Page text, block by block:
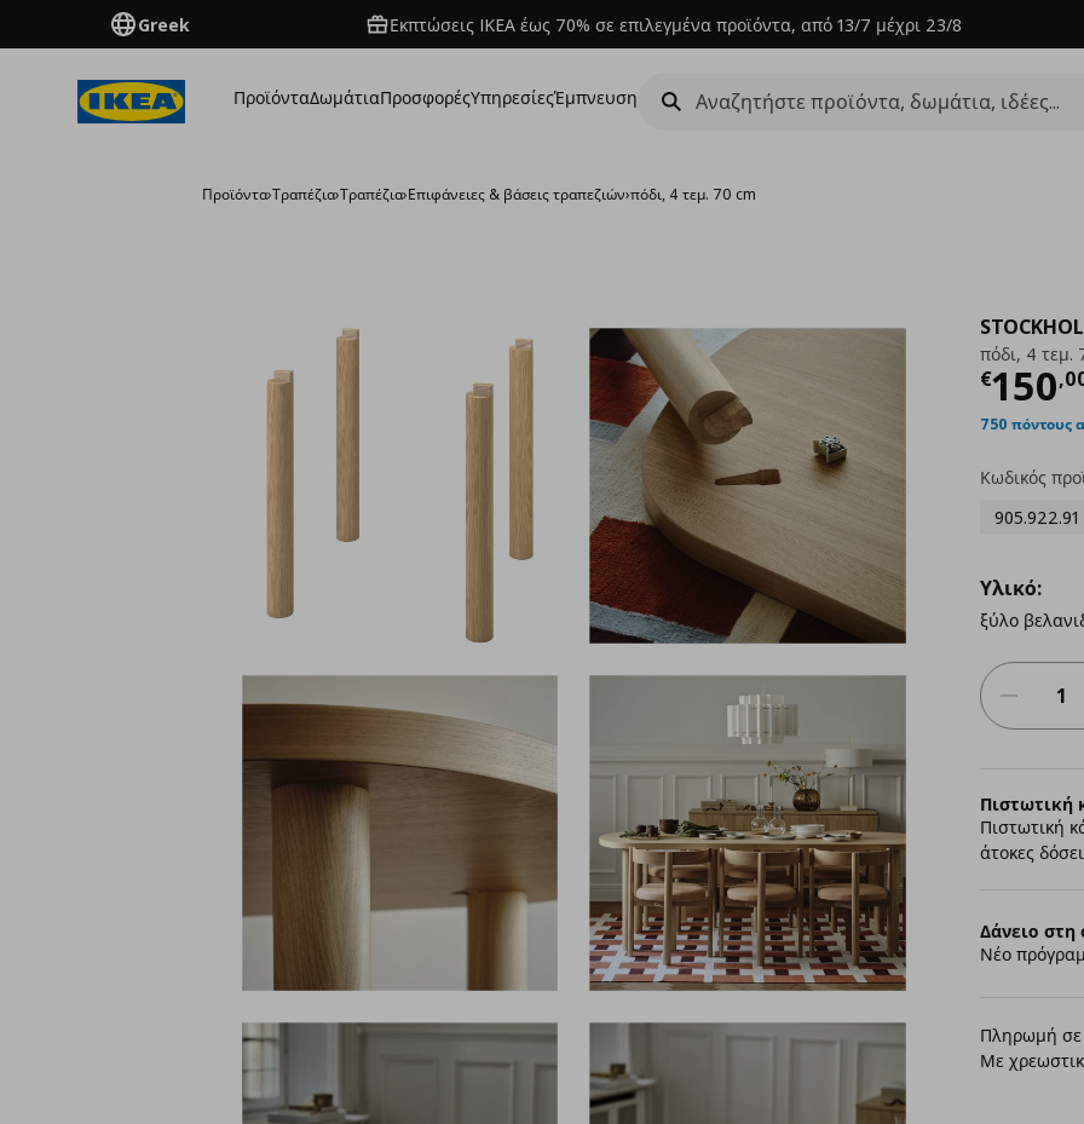
Greek Εκπτώσεις IKEA έως 70% σε επιλεγμένα προϊόντα, από 13/7 μέχρι 23/8
ΠροϊόνταΔωμάτιαΠροσφορέςΥπηρεσίεςΈμπνευση
Προϊόντα›Τραπέζια›Τραπέζια›Επιφάνειες & βάσεις τραπεζιών›πόδι, 4 τεμ. 70 cm
πόδι, 4 τεμ.
€150,
750 πόντους
Κωδικός
905.922.91
Υλικό:
ξύλο
Πιστωτική
Πιστωτική
άτοκες
Δάνειο στη
Νέο
Πληρωμή σε
Με